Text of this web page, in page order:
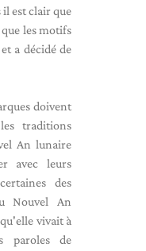
est clair que
les motifs
a décidé de
doivent
traditions
An lunaire
avec leurs
des
Nouvel An
vivait à
paroles de